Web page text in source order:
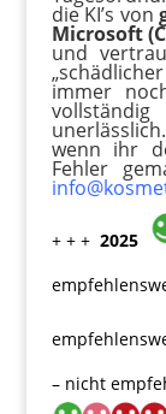
die KI’s von
Microsoft
und
immer
wenn ihr
Fehler
+ + + 2025
– nicht